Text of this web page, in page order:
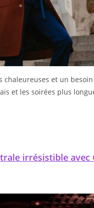
chaleureuses et un
et les soirées plus
irrésistible avec